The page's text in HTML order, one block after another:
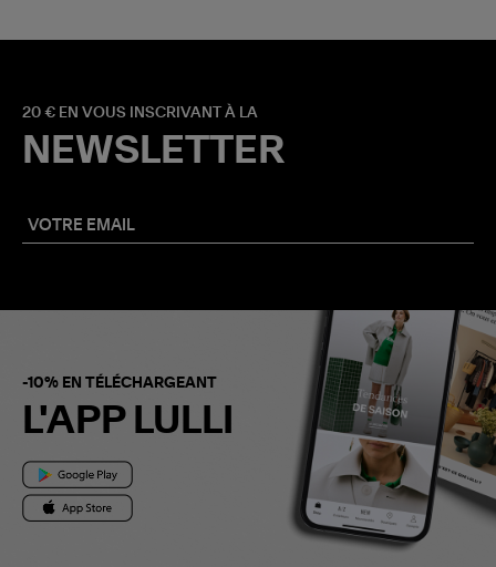
20 € EN VOUS INSCRIVANT À LA
NEWSLETTER
-10% EN TÉLÉCHARGEANT
L'APP LULLI